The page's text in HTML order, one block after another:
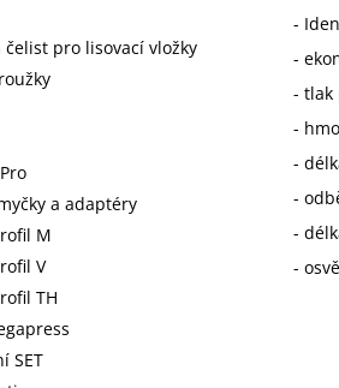
čelist pro lisovací vložky
a adaptéry
M
V
TH
SET
-
-
- tlak
-
-
-
-
-